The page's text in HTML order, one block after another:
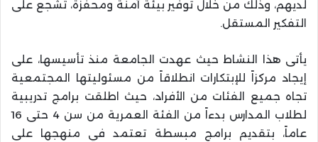
لديهم، وذلك من خلال توفير بيئة آمنة ومحفزة، تُشجع على
التفكير المستقل.
يأتى هذا النشاط حيث عهدت الجامعة منذ تأسيسها، على
إيجاد مركزاً للإبتكارات انطلاقاً من مسئوليتها المجتمعية
تجاه جميع الفئات من الأفراد، حيث اطلقت برامج تدريبية
لطلاب المدارس بدءاً من الفئة العمرية من سن 4 حتى 16
عاماً، بتقديم برامج مبسطة تعتمد في منهجها على